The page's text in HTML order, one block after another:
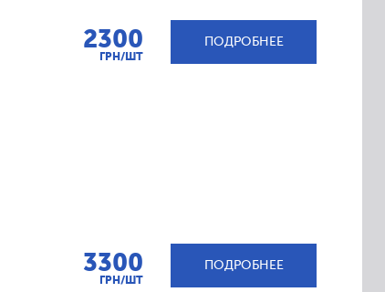
2300
ГРН/ШТ
ПОДРОБНЕЕ
3300
ГРН/ШТ
ПОДРОБНЕЕ